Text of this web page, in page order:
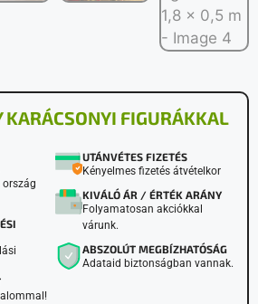
KARÁCSONYI FIGURÁKKAL
ország
UTÁNVÉTES FIZETÉS
Kényelmes fizetés átvételkor
KIVÁLÓ ÁR / ÉRTÉK ARÁNY
Folyamatosan akciókkal
várunk.
ABSZOLÚT MEGBÍZHATÓSÁG
Adataid biztonságban vannak.